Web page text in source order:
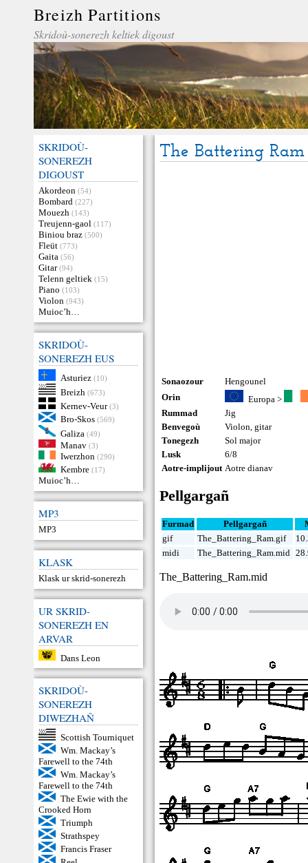
Breizh Partitions
Skridoù-sonerezh keltiek digoust
SKRIDOÙ-
SONEREZH
DIGOUST
Akordeon (54)
Bombard (227)
Mouezh (143)
Treujenn-gaol (117)
Biniou braz (500)
Fleüt (773)
Gaita (56)
Gitar (94)
Telenn geltiek (15)
Piano (103)
Violon (943)
Muioc’h…
SKRIDOÙ-
SONEREZH EUS
Asturiez (10)
Breizh (673)
Kernev-Veur (3)
Bro-Skos (569)
Galiza (49)
Manav (3)
Iwerzhon (290)
Kembre (17)
Muioc’h…
MP3
MP3
KLASK
Klask ur skrid-sonerezh
UR SKRID-
SONEREZH EN
ARVAR
Dans Leon
SKRIDOÙ-
SONEREZH
DIWEZHAÑ
Scottish Tourniquet
Wm. Mackay’s
Farewell to the 74th
Wm. Mackay’s
Farewell to the 74th
The Ewie with the
Crooked Horn
Triumph
Strathspey
Francis Fraser
The Battering Ram
Sonaozour
Hengounel
Orin
Europa>
Rummad
Jig
Benvegoù
Violon,gitar
Tonegezh
Sol major
Lusk
6/8
Aotre-implijout Aotre dianav
Pellgargañ
Furmad Pellgargañ
gif
The_Battering_Ram.gif
midi
The_Battering_Ram.mid
The_Battering_Ram.mid